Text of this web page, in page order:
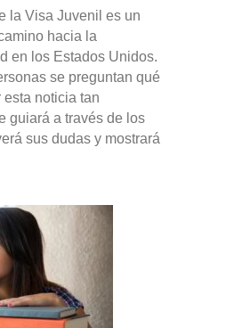
la Visa Juvenil es un
hacia la
en los Estados Unidos.
se preguntan qué
noticia tan
guiará a través de los
sus dudas y mostrará